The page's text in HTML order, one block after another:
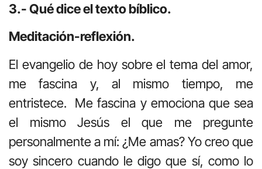
3.- Qué dice el texto bíblico.
Meditación-reflexión.
El evangelio de hoy sobre el tema del amor,
me fascina y, al mismo tiempo, me
entristece. Me fascina y emociona que sea
el mismo Jesús el que me pregunte
personalmente a mí: ¿Me amas? Yo creo que
soy sincero cuando le digo que sí, como lo